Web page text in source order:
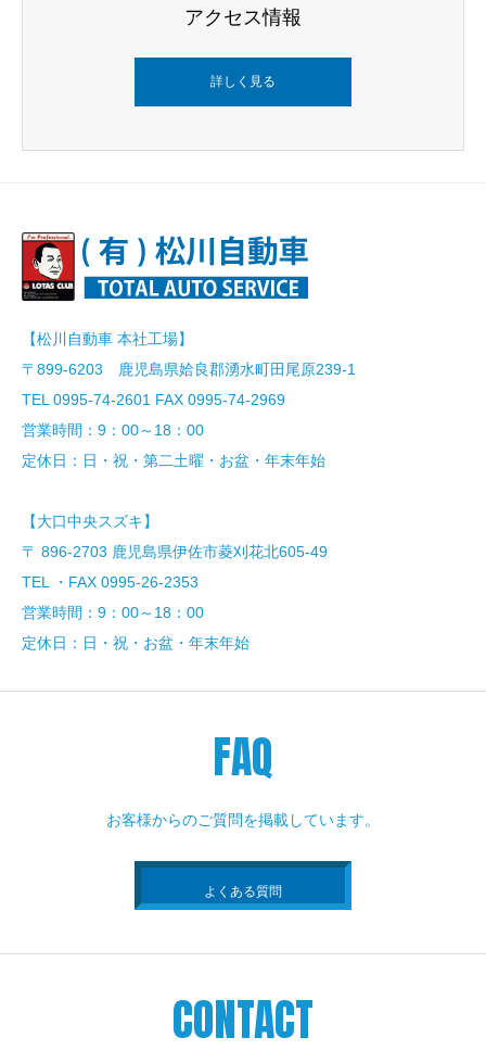
アクセス情報
詳しく見る
【松川自動車 本社工場】
〒899-6203 鹿児島県姶良郡湧水町田尾原239-1
TEL 0995-74-2601 FAX 0995-74-2969
営業時間：9：00～18：00
定休日：日・祝・第二土曜・お盆・年末年始
【大口中央スズキ】
〒 896-2703 鹿児島県伊佐市菱刈花北605-49
TEL ・FAX 0995-26-2353
営業時間：9：00～18：00
定休日：日・祝・お盆・年末年始
FAQ
お客様からのご質問を掲載しています。
よくある質問
CONTACT